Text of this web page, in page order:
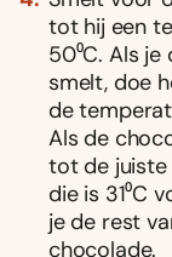
tot hij een
50⁰C. Als
smelt, doe
de
Als de
tot de juiste
die is 31⁰C
je de rest
chocolade.